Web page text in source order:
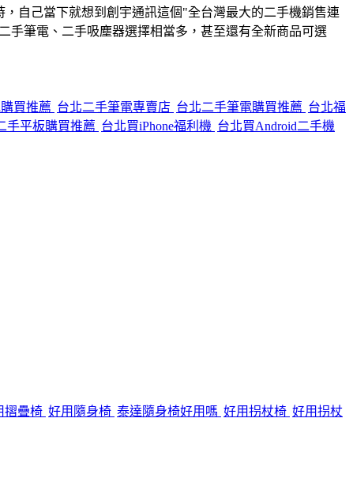
自己當下就想到創宇通訊這個"全台灣最大的二手機銷售連
手筆電、二手吸塵器選擇相當多，甚至還有全新商品可選
買推薦 台北二手筆電專賣店 台北二手筆電購買推薦 台北福
手平板購買推薦 台北買iPhone福利機 台北買Android二手機
摺疊椅 好用隨身椅 泰達隨身椅好用嗎 好用拐杖椅 好用拐杖